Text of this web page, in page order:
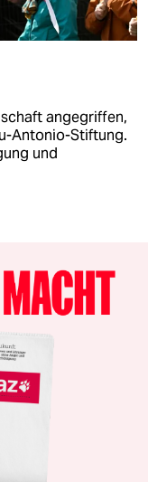
angegriffen,
Antonio-Stiftung.
und